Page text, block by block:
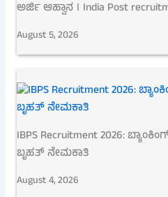
ಅರ್ಜಿ ಆಹ್ವಾನ । India Post
August 5, 2026
IBPS Recruitment 2026:
ಬೃಹತ್ ನೇಮಕಾತಿ
August 4, 2026